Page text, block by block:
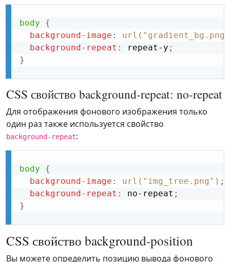
body
{
background-image :
background-repeat : repeat-y ;
}
CSS свойство background-repeat: no-repeat
Для отображения фонового изображения только
один раз также используется свойство
background-repeat:
body
{
background-image : url("img_tree.png") ;
background-repeat : no-repeat ;
}
CSS свойство background-position
Вы можете определить позицию вывода фонового